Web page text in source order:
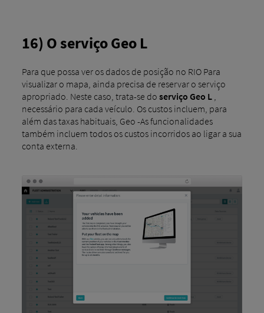
16) O serviço Geo L
Para que possa ver os dados de posição no RIO Para
visualizar o mapa, ainda precisa de reservar o serviço
apropriado. Neste caso, trata-se do serviço Geo L,
necessário para cada veículo. Os custos incluem, para
além das taxas habituais, Geo -As funcionalidades
também incluem todos os custos incorridos ao ligar a sua
conta externa.